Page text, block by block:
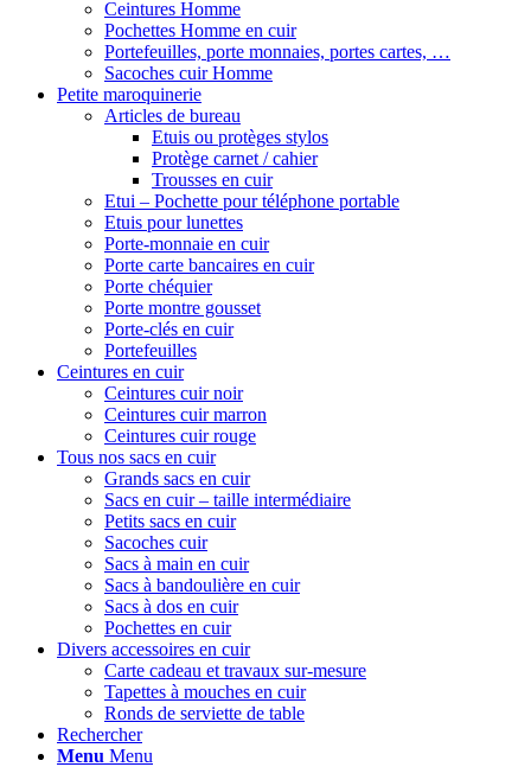
Ceintures Homme
Pochettes Homme en cuir
Portefeuilles, porte monnaies, portes cartes, …
Sacoches cuir Homme
Petite maroquinerie
Articles de bureau
Etuis ou protèges stylos
Protège carnet / cahier
Trousses en cuir
Etui – Pochette pour téléphone portable
Etuis pour lunettes
Porte-monnaie en cuir
Porte carte bancaires en cuir
Porte chéquier
Porte montre gousset
Porte-clés en cuir
Portefeuilles
Ceintures en cuir
Ceintures cuir noir
Ceintures cuir marron
Ceintures cuir rouge
Tous nos sacs en cuir
Grands sacs en cuir
Sacs en cuir – taille intermédiaire
Petits sacs en cuir
Sacoches cuir
Sacs à main en cuir
Sacs à bandoulière en cuir
Sacs à dos en cuir
Pochettes en cuir
Divers accessoires en cuir
Carte cadeau et travaux sur-mesure
Tapettes à mouches en cuir
Ronds de serviette de table
Rechercher
Menu Menu